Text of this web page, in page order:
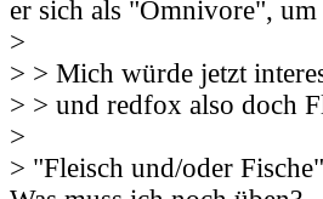
er sich als "Omnivore",
>
> > Mich würde jetzt
> > und redfox also doch
>
> "Fleisch und/oder